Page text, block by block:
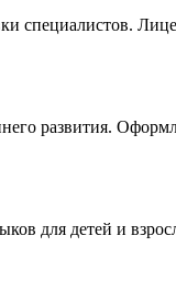
развития.
для детей и